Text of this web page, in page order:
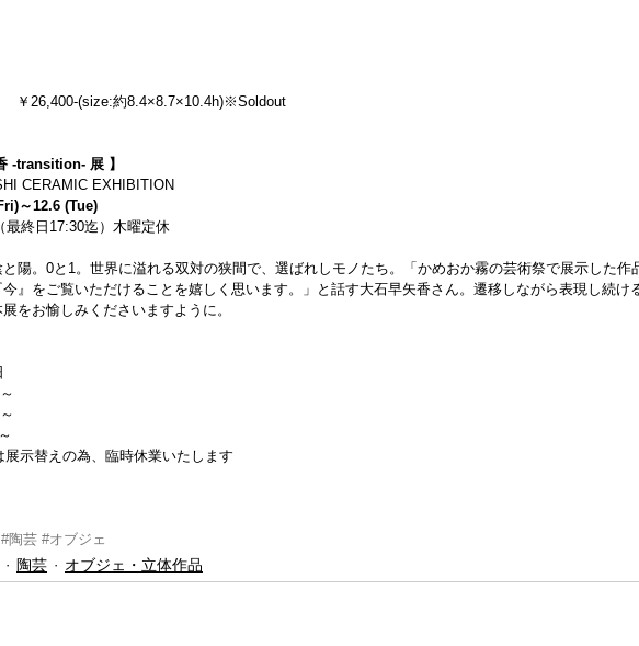
￥26,400-(size:約8.4×8.7×10.4h)※Soldout
-transition- 展 】
CERAMIC EXHIBITION
～12.6 (Tue)
最終日17:30迄）木曜定休
陽。0と1。世界に溢れる双対の狭間で、選ばれしモノたち。「かめおか霧の芸術祭で展示した作
』をご覧いただけることを嬉しく思います。」と話す大石早矢香さん。遷移しながら表現し続け
をお愉しみくださいますように。
展示替えの為、臨時休業いたします
#陶芸 #オブジェ
陶芸 オブジェ・立体作品